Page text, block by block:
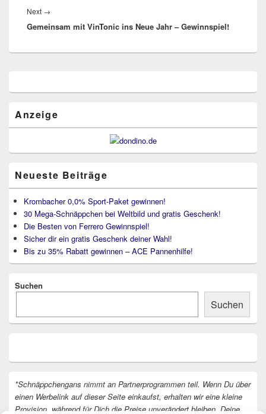
Next →
post:
Gemeinsam mit VinTonic ins Neue Jahr – Gewinnspiel!
Anzeige
Neueste Beiträge
Krombacher 0,0% Sport-Paket gewinnen!
30 Mega-Schnäppchen bei Weltbild und gratis Geschenk!
Die Besten von Ferrero Gewinnspiel!
Sicher dir ein gratis Geschenk deiner Wahl!
Bis zu 35% Rabatt gewinnen – ACE Pannenhilfe!
Suchen
Suchen
*Schnäppchengans nimmt an Partnerprogrammen teil. Wenn Du über
einen Werbelink auf dieser Seite einkaufst, erhalten wir eine kleine
Provision, während für Dich die Preise unverändert bleiben. Deine